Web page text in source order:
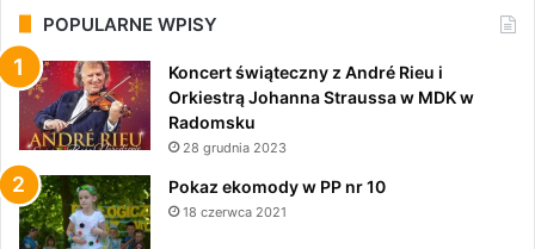
POPULARNE WPISY
Koncert świąteczny z André Rieu i
Orkiestrą Johanna Straussa w MDK w
Radomsku
28 grudnia 2023
Pokaz ekomody w PP nr 10
18 czerwca 2021